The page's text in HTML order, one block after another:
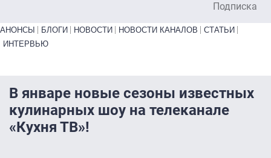
Подписка
Primary links bottom
АНОНСЫ БЛОГИ НОВОСТИ НОВОСТИ КАНАЛОВ
СТАТЬИ
ИНТЕРВЬЮ
В январе новые сезоны известных
кулинарных шоу на телеканале
«Кухня ТВ»!